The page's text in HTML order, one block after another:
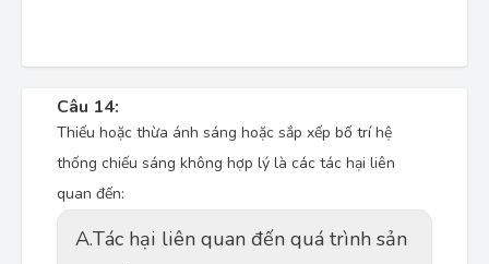
Câu 14:
Thiếu hoặc thừa ánh sáng hoặc sắp xếp bố trí hệ
thống chiếu sáng không hợp lý là các tác hại liên
quan đến:
A.Tác hại liên quan đến quá trình sản